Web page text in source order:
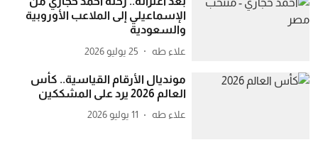
الإسماعيلي إلى الملاعب الأوروبية
والسعودية
علاء طه 25 يوليو 2026
مونديال الأرقام القياسية.. كأس
العالم 2026 يرد على المشككين
علاء طه 11 يوليو 2026